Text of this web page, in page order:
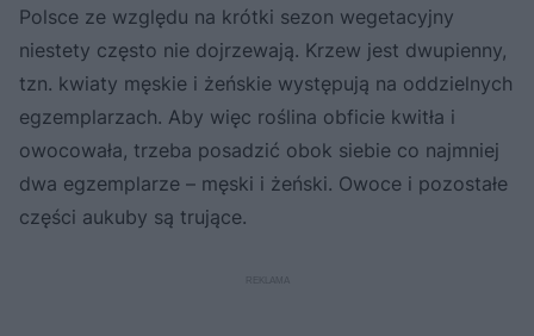
Polsce ze względu na krótki sezon wegetacyjny
niestety często nie dojrzewają. Krzew jest dwupienny,
tzn. kwiaty męskie i żeńskie występują na oddzielnych
egzemplarzach. Aby więc roślina obficie kwitła i
owocowała, trzeba posadzić obok siebie co najmniej
dwa egzemplarze – męski i żeński. Owoce i pozostałe
części aukuby są trujące.